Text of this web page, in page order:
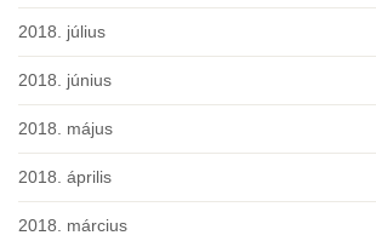
2018. július
2018. június
2018. május
2018. április
2018. március